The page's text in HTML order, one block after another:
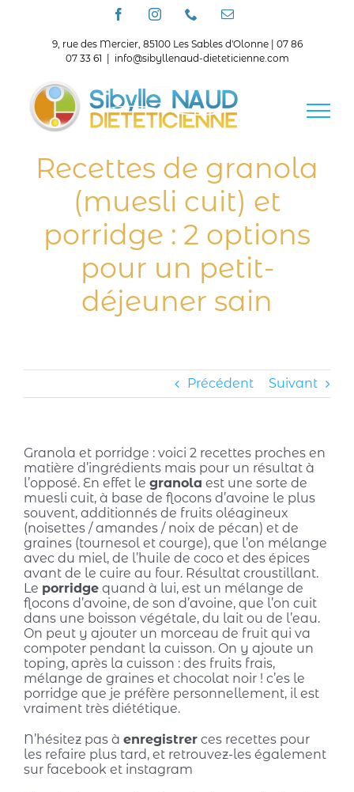
FacebookInstagramTéléphoneEmail
9, rue des Mercier, 85100 Les Sables d'Olonne | 07 86
07 33 61
info@sibyllenaud-dieteticienne.com
Recettes de granola
(muesli cuit) et
porridge : 2 options
pour un petit-
déjeuner sain
Précédent Suivant
Granola et porridge : voici 2 recettes proches en
matière d’ingrédients mais pour un résultat à
l’opposé. En effet le granola est une sorte de
muesli cuit, à base de flocons d’avoine le plus
souvent, additionnés de fruits oléagineux
(noisettes / amandes / noix de pécan) et de
graines (tournesol et courge), que l’on mélange
avec du miel, de l’huile de coco et des épices
avant de le cuire au four. Résultat croustillant.
Le porridgequand à lui, est un mélange de
flocons d’avoine, de son d’avoine, que l’on cuit
dans une boisson végétale, du lait ou de l’eau.
On peut y ajouter un morceau de fruit qui va
compoter pendant la cuisson. On y ajoute un
toping, après la cuisson : des fruits frais,
mélange de graines et chocolat noir ! c’es le
porridge que je préfère personnellement, il est
vraiment très diététique.
N’hésitez pas à enregistrerces recettes pour
les refaire plus tard, et retrouvez-les également
sur facebook et instagram